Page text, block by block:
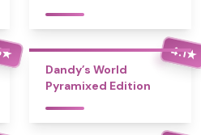
★ 4.1★
Dandy’s World
Pyramixed Edition